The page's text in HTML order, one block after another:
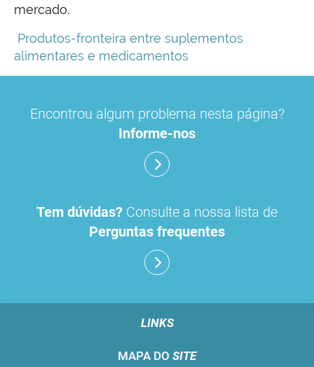
mercado.
Produtos-fronteira entre suplementos
alimentares e medicamentos
Encontrou algum problema nesta página?
Informe-nos
Tem dúvidas? Consulte a nossa lista de
Perguntas frequentes
LINKS
MAPA DO SITE